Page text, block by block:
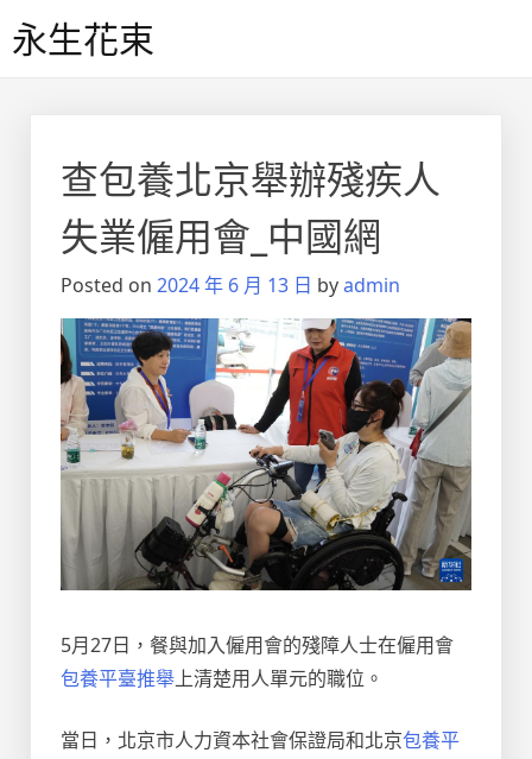
to永生花束
查包養北京舉辦殘疾人
失業僱用會_中國網
Posted on 2024 年 6 月 13 日 byadmin
5月27日，餐與加入僱用會的殘障人士在僱用會
包養平臺推舉上清楚用人單元的職位。
當日，北京市人力資本社會保證局和北京包養平